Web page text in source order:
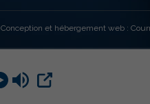
Conception et hébergement web :